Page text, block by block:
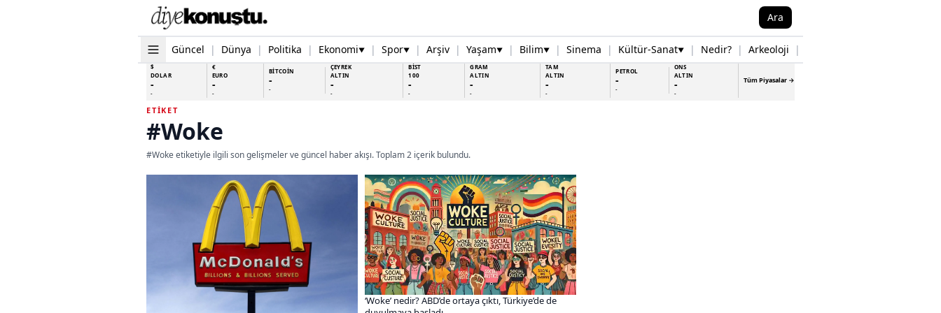
Ara
Güncel | Dünya | Politika | Ekonomi▼ | Spor▼ | Arşiv | Yaşam▼ | Bilim▼ | Sinema | Kültür-Sanat▼ | Nedir? | Arkeoloji |
$
DOLAR
-
-
€
EURO
-
-
BİTCOİN
-
-
ÇEYREK
ALTIN
-
-
BİST
100
-
-
GRAM
ALTIN
-
-
TAM
ALTIN
-
-
PETROL
-
-
ONS
ALTIN
-
-
Tüm Piyasalar →
ETIKET
#Woke
#Woke etiketiyle ilgili son gelişmeler ve güncel haber akışı. Toplam 2 içerik bulundu.
‘Woke’ nedir? ABD’de ortaya çıktı, Türkiye’de de